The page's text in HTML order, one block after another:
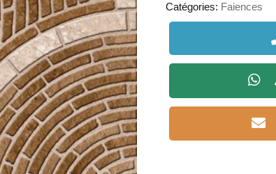
Catégories: Faiences